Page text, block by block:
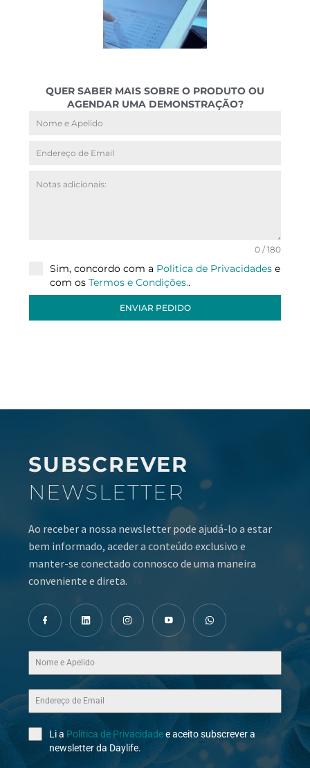
QUER SABER MAIS SOBRE O PRODUTO OU
AGENDAR UMA DEMONSTRAÇÃO?
0 / 180
Sim, concordo com a Politica de Privacidades e
com os Termos e Condições..
ENVIAR PEDIDO
SUBSCREVER
NEWSLETTER
Ao receber a nossa newsletter pode ajudá-lo a estar
bem informado, aceder a conteúdo exclusivo e
manter-se conectado connosco de uma maneira
conveniente e direta.
Li a Política de Privacidadee aceito subscrever a
newsletter da Daylife.